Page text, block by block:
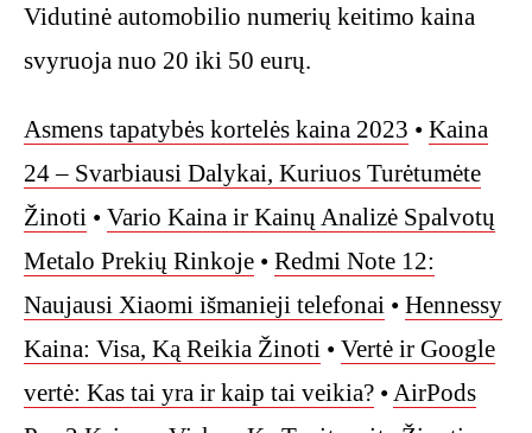
Vidutinė automobilio numerių keitimo kaina
svyruoja nuo 20 iki 50 eurų.
Asmens tapatybės kortelės kaina 2023 • Kaina
24 – Svarbiausi Dalykai, Kuriuos Turėtumėte
Žinoti • Vario Kaina ir Kainų Analizė Spalvotų
Metalo Prekių Rinkoje • Redmi Note 12:
Naujausi Xiaomi išmanieji telefonai • Hennessy
Kaina: Visa, Ką Reikia Žinoti • Vertė ir Google
vertė: Kas tai yra ir kaip tai veikia? • AirPods